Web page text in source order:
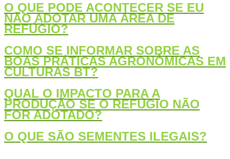
O QUE PODE ACONTECER SE EU
NÃO ADOTAR UMA ÁREA DE
REFÚGIO?
COMO SE INFORMAR SOBRE AS
BOAS PRÁTICAS AGRONÔMICAS EM
CULTURAS BT?
QUAL O IMPACTO PARA A
PRODUÇÃO SE O REFÚGIO NÃO
FOR ADOTADO?
O QUE SÃO SEMENTES ILEGAIS?